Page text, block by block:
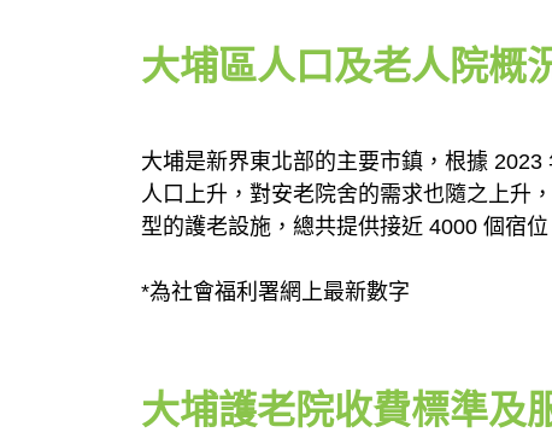
大埔區人口及老人院概
大埔是新界東北部的主要市鎮，根據
人口上升，對安老院舍的需求也隨之上升
型的護老設施，總共提供接近 4000 個宿
*為社會福利署網上最新數字
大埔護老院收費標準及